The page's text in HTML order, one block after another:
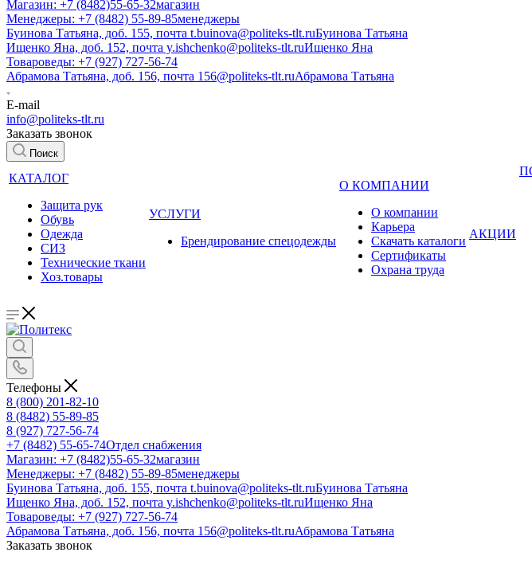
Магазин: +7 (8482)55-65-32магазин
Менеджеры: +7 (8482) 55-89-85менеджеры
Буинова Татьяна, доб. 155, почта t.buinova@politeks-tlt.ruБуинова Татьяна
Ищенко Яна, доб. 152, почта y.ishchenko@politeks-tlt.ruИщенко Яна
Товароведы: +7 (927) 727-56-74
Абрамова Татьяна, доб. 156, почта 156@politeks-tlt.ruАбрамова Татьяна
E-mail
info@politeks-tlt.ru
Заказать звонок
Поиск
КАТАЛОГ
Защита рук
Обувь
Одежда
СИЗ
Технические ткани
Хоз.товары
УСЛУГИ
Брендирование спецодежды
О КОМПАНИИ
О компании
Карьера
Cкачать каталоги
Сертификаты
Охрана труда
АКЦИИ
Телефоны
8 (800) 201-82-10
8 (8482) 55-89-85
8 (927) 727-56-74
+7 (8482) 55-65-74Отдел снабжения
Магазин: +7 (8482)55-65-32магазин
Менеджеры: +7 (8482) 55-89-85менеджеры
Буинова Татьяна, доб. 155, почта t.buinova@politeks-tlt.ruБуинова Татьяна
Ищенко Яна, доб. 152, почта y.ishchenko@politeks-tlt.ruИщенко Яна
Товароведы: +7 (927) 727-56-74
Абрамова Татьяна, доб. 156, почта 156@politeks-tlt.ruАбрамова Татьяна
Заказать звонок